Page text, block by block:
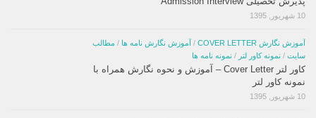
10 شهریور, 1395
آموزش نگارش COVER LETTER / آموزش نگارش نامه ها / مطالب
سایت / نمونه کاور لتر / نمونه نامه ها
کاور لتر Cover Letter – آموزش و نحوه نگارش همراه با
نمونه کاور لتر
10 شهریور, 1395